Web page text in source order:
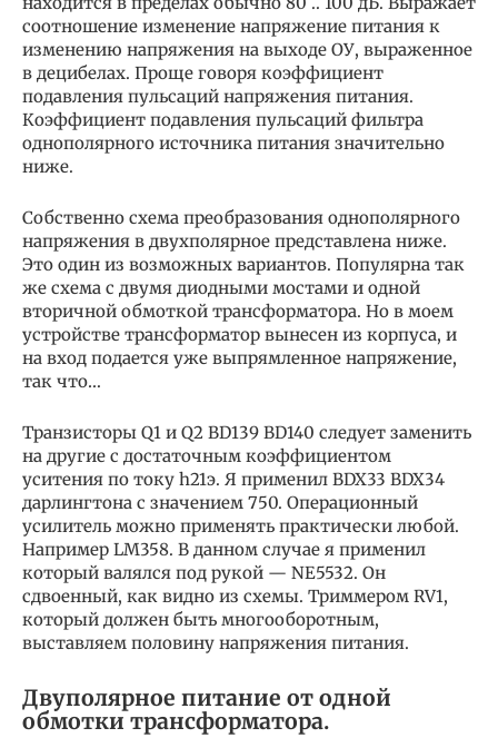
соотношение изменение напряжение питания к
изменению напряжения на выходе ОУ, выраженное
в децибелах. Проще говоря коэффициент
подавления пульсаций напряжения питания.
Коэффициент подавления пульсаций фильтра
однополярного источника питания значительно
ниже.
Собственно схема преобразования однополярного
напряжения в двухполярное представлена ниже.
Это один из возможных вариантов. Популярна так
же схема с двумя диодными мостами и одной
вторичной обмоткой трансформатора. Но в моем
устройстве трансформатор вынесен из корпуса, и
на вход подается уже выпрямленное напряжение,
так что…
Транзисторы Q1 и Q2 BD139 BD140 следует заменить
на другие с достаточным коэффициентом
уситения по току h21э. Я применил BDX33 BDX34
дарлингтона с значением 750. Операционный
усилитель можно применять практически любой.
Например LM358. В данном случае я применил
который валялся под рукой — NE5532. Он
сдвоенный, как видно из схемы. Триммером RV1,
который должен быть многооборотным,
выставляем половину напряжения питания.
Двуполярное питание от одной
обмотки трансформатора.